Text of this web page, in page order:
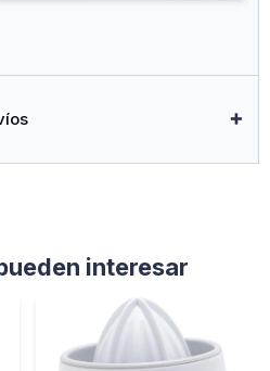
interesar